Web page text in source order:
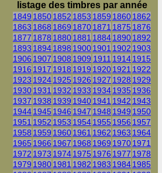
listage des timbres par année
1849 18501852 1853 1859 18601862
1863 1868 1869 18701871 1875 1876
1877 1878 18801881 188418901892
1893 18941898 19001901 1902 1903
1906 1907 1908 1909 1911 19141915
1916 1917 1918 1919 19201921 1922
1923 19241925 1926 1927 1928 1929
19301931 1932 1933 19341935 1936
1937 1938 1939 19401941 1942 1943
19441945 1946 1947 1948 1949 1950
1951 1952 1953 19541955 1956 1957
1958 1959 19601961 1962 1963 1964
1965 1966 1967 1968 1969 19701971
1972 1973 19741975 1976 1977 1978
1979 19801981 1982 1983 19841985